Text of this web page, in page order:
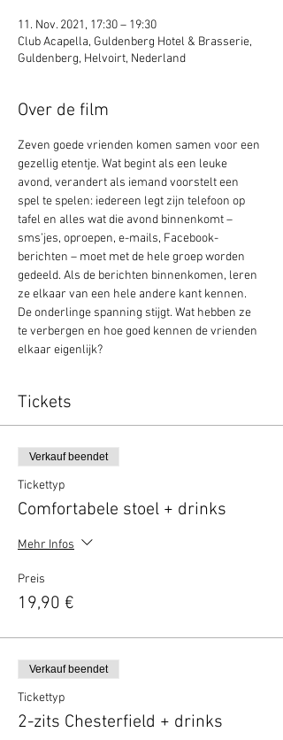
11. Nov. 2021, 17:30 – 19:30
Club Acapella, Guldenberg Hotel & Brasserie,
Guldenberg, Helvoirt, Nederland
Over de film
Zeven goede vrienden komen samen voor een
gezellig etentje. Wat begint als een leuke
avond, verandert als iemand voorstelt een
spel te spelen: iedereen legt zijn telefoon op
tafel en alles wat die avond binnenkomt –
sms’jes, oproepen, e-mails, Facebook-
berichten – moet met de hele groep worden
gedeeld. Als de berichten binnenkomen, leren
ze elkaar van een hele andere kant kennen.
De onderlinge spanning stijgt. Wat hebben ze
te verbergen en hoe goed kennen de vrienden
elkaar eigenlijk?
Tickets
Verkauf beendet
Tickettyp
Comfortabele stoel + drinks
Mehr Infos
Preis
19,90 €
Verkauf beendet
Tickettyp
2-zits Chesterfield + drinks